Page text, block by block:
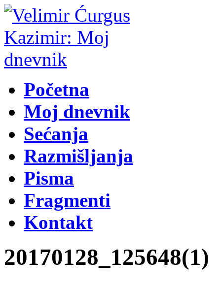
Početna
Moj dnevnik
Sećanja
Razmišljanja
Pisma
Fragmenti
Kontakt
20170128_125648(1)